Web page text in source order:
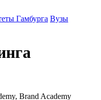
Гамбурга Вузы